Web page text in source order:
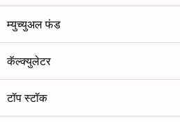
म्युच्युअल फंड
कॅल्क्युलेटर
टॉप स्टॉक